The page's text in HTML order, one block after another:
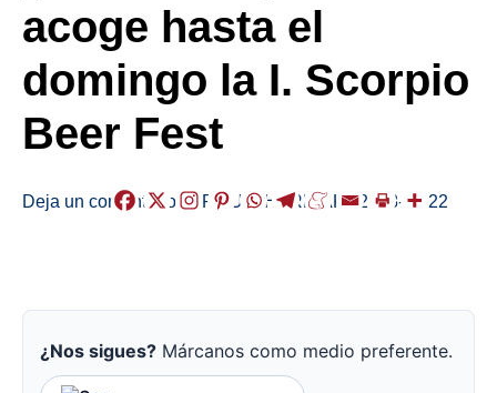
acoge hasta el
domingo la I. Scorpio
Beer Fest
Deja un comentario /ERMUA, HERRIAK/2018-11-22
¿Nos sigues? Márcanos como medio preferente.